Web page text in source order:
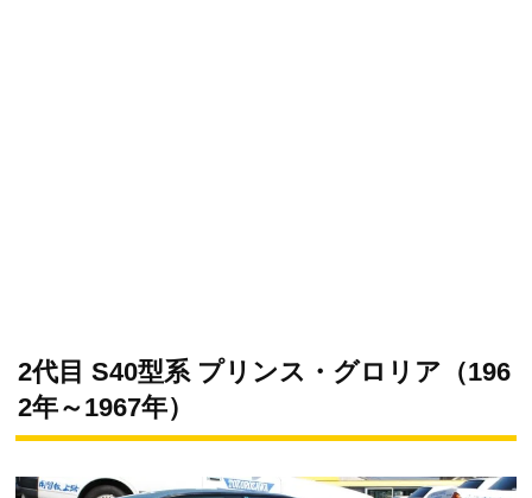
2代目 S40型系 プリンス・グロリア（196
2年～1967年）